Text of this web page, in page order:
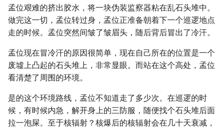
孟位艰难的挤出胶水，将一块伪装监察器粘在乱石头堆中。
做完这一切，孟位转过身，孟位正准备朝着下一个巡逻地点
走的时候。孟位突然间皱了皱眉头，随后背后冒出了冷汗。
孟位现在冒冷汗的原因很简单，现在自己所在的位置是一个
废墟上凸起的石头堆上，非常显眼。而站在这个高处，孟位
看清楚了周围的环境。
是的这个环境路线，孟位不知道走了多少次。在巡逻的时
候，有时候内急，解开身上的三防服，随便找个石头堆后面
拉一泡屎。至于核辐射？核爆后的核辐射会在几十天衰减，